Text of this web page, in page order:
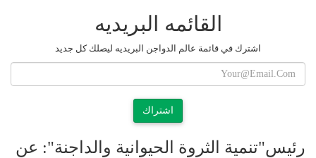
القائمه البريديه
اشترك في قائمة عالم الدواجن البريديه ليصلك كل جديد
اشتراك
رئيس"تنمية الثروة الحيوانية والداجنة": عن